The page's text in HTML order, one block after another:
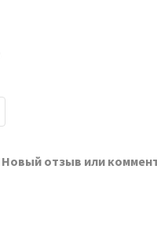
Новый отзыв или